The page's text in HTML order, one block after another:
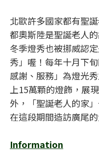
北歐許多國家都有聖
都奧斯陸是聖誕老人
冬季燈秀也被挪威認
秀」喔！每年十月下
感謝、服務」為燈光
上15萬顆的燈飾，展
外，「聖誕老人的家
在這段期間造訪廣尾
Information